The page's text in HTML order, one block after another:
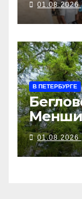
01.08.2026
В ПЕТЕРБУРГЕ
01.08.2026